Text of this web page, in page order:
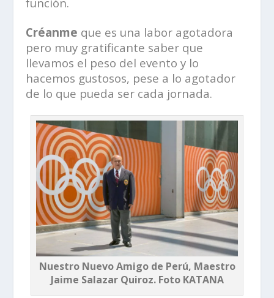
Créanme que es una labor agotadora
pero muy gratificante saber que
llevamos el peso del evento y lo
hacemos gustosos, pese a lo agotador
de lo que pueda ser cada jornada.
Nuestro Nuevo Amigo de Perú, Maestro
Jaime Salazar Quiroz. Foto KATANA